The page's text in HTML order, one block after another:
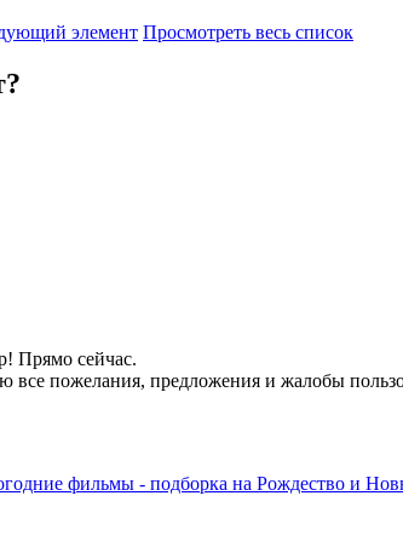
элемент Просмотреть весь список
Прямо сейчас.
все пожелания, предложения и жалобы